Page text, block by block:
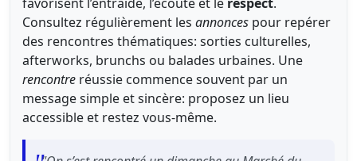
Consultez régulièrement les annonces pour repérer
des rencontres thématiques: sorties culturelles,
afterworks, brunchs ou balades urbaines. Une
rencontre réussie commence souvent par un
message simple et sincère: proposez un lieu
accessible et restez vous-même.